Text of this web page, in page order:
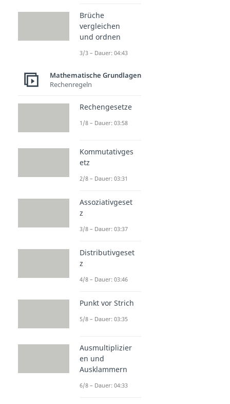
Brüche
vergleichen
und ordnen
3/3 – Dauer: 04:43
Mathematische Grundlagen
Rechenregeln
Rechengesetze
1/8 – Dauer: 03:58
Kommutativges
etz
2/8 – Dauer: 03:31
Assoziativgeset
z
3/8 – Dauer: 03:37
Distributivgeset
z
4/8 – Dauer: 03:46
Punkt vor Strich
5/8 – Dauer: 03:35
Ausmultiplizier
en und
Ausklammern
6/8 – Dauer: 04:33